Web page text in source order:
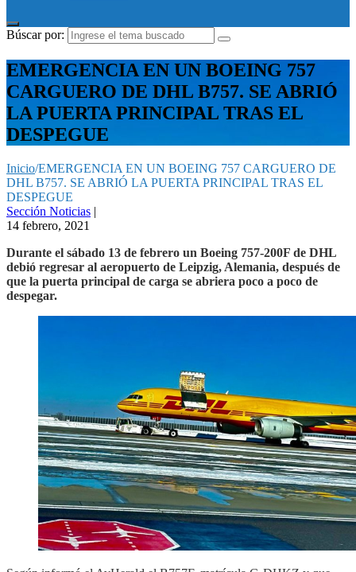
Búscar por:
EMERGENCIA EN UN BOEING 757
CARGUERO DE DHL B757. SE ABRIÓ
LA PUERTA PRINCIPAL TRAS EL
DESPEGUE
Inicio/EMERGENCIA EN UN BOEING 757 CARGUERO DE
DHL B757. SE ABRIÓ LA PUERTA PRINCIPAL TRAS EL
DESPEGUE
Sección Noticias |
14 febrero, 2021
Durante el sábado 13 de febrero un Boeing 757-200F de DHL
debió regresar al aeropuerto de Leipzig, Alemania, después de
que la puerta principal de carga se abriera poco a poco de
despegar.